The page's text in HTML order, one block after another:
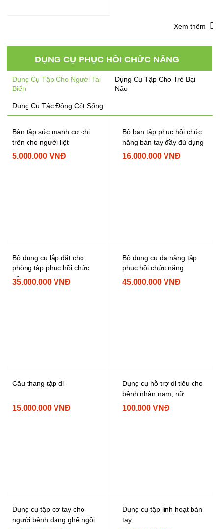
Xem thêm
DỤNG CỤ PHỤC HỒI CHỨC NĂNG
Dụng Cụ Tập Cho Người Tai
Biến
Dụng Cụ Tập Cho Trẻ Bại
Não
Dụng Cụ Tác Động Cột Sống
Bàn tập sức mạnh cơ chi
trên cho người liệt
5.000.000 VNĐ
Bộ bàn tập phục hồi chức
năng bàn tay đầy đủ dụng
cụ
16.000.000 VNĐ
Bộ dụng cụ lắp đặt cho
phòng tập phục hồi chức
năng
35.000.000 VNĐ
Bộ dụng cụ đa năng tập
phục hồi chức năng
45.000.000 VNĐ
Cầu thang tập đi
15.000.000 VNĐ
Dụng cụ hỗ trợ đi tiểu cho
bệnh nhân nam, nữ
100.000 VNĐ
Dụng cụ tập cơ tay cho
người bệnh dạng ghế ngồi
Dụng cụ tập linh hoạt bàn
tay